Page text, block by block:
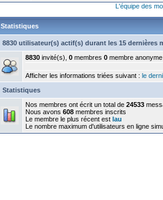
L'équipe des
Statistiques
8830 utilisateur(s) actif(s) durant les 15 dernières
8830 invité(s), 0 membres 0 membre anonyme
Afficher les informations triées suivant : le
Statistiques
Nos membres ont écrit un total de 24533
Nous avons 608 membres inscrits
Le membre le plus récent est lau
Le nombre maximum d'utilisateurs en ligne